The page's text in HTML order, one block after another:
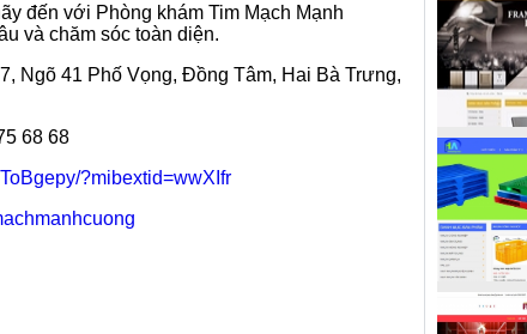
đến với Phòng khám Tim Mạch Mạnh
và chăm sóc toàn diện.
Ngõ 41 Phố Vọng, Đồng Tâm, Hai Bà Trưng,
68 68
?mibextid=wwXIfr